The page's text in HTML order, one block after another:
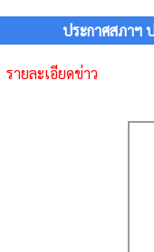
ประกาศสภาฯ
รายละเอียดข่าว